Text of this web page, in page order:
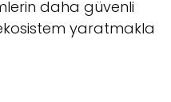
daha güvenli
yaratmakla